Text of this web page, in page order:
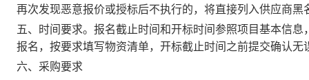
再次发现恶意报价或授标后不执行的，将直接列入供应商黑
五、时间要求。 报名截止时间和开标时间参照项目基本信
报名，按要求填写物资清单，开标截止时间之前提交确认无
六、采购要求